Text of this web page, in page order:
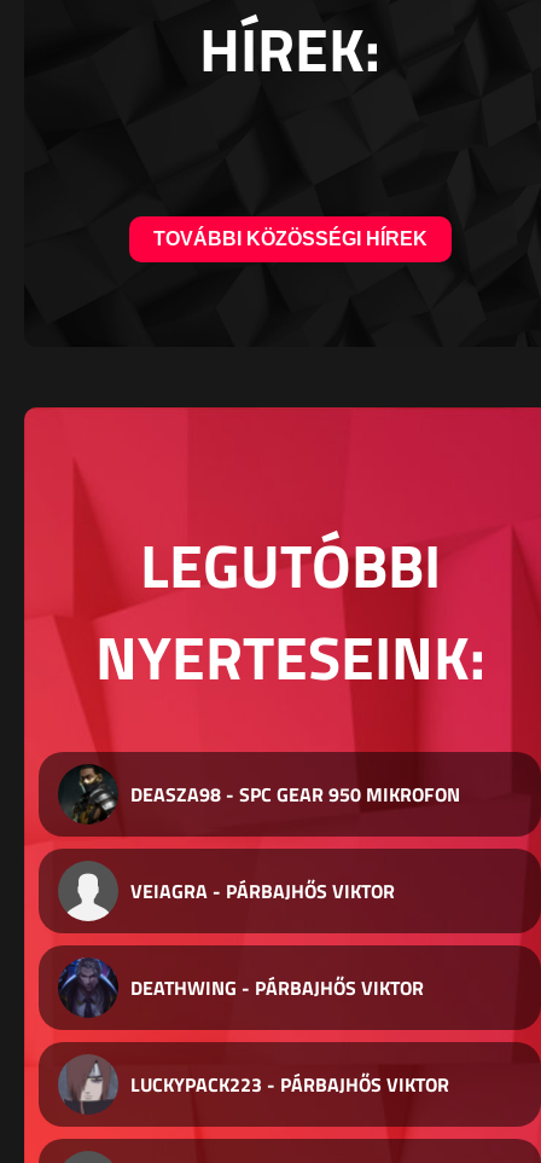
HÍREK:
TOVÁBBI KÖZÖSSÉGI HÍREK
LEGUTÓBBI
NYERTESEINK:
DEASZA98 - SPC GEAR 950 MIKROFON
VEIAGRA - PÁRBAJHŐS VIKTOR
DEATHWING - PÁRBAJHŐS VIKTOR
LUCKYPACK223 - PÁRBAJHŐS VIKTOR